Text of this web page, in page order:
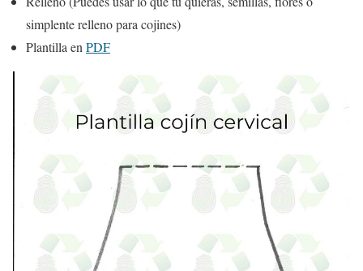
simplente relleno para cojines)
Plantilla en PDF